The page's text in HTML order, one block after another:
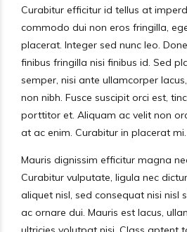
Curabitur efficitur id tellus at
commodo dui non eros fringilla,
placerat. Integer sed nunc leo.
finibus fringilla nisi finibus id. Sed
semper, nisi ante ullamcorper
non nibh. Fusce suscipit orci est,
porttitor et. Aliquam ac velit non
at ac enim. Curabitur in placerat mi.
Mauris dignissim efficitur magna
Curabitur vulputate, ligula nec
aliquet nisl, sed consequat nisi nisl
ac ornare dui. Mauris est lacus,